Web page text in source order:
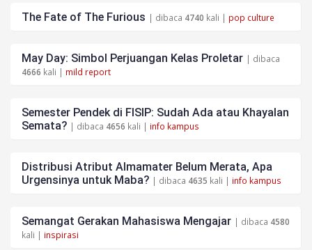
The Fate of The Furious | dibaca 4740 kali | pop culture
May Day: Simbol Perjuangan Kelas Proletar | dibaca
4666 kali | mild report
Semester Pendek di FISIP: Sudah Ada atau Khayalan
Semata? | dibaca 4656 kali | info kampus
Distribusi Atribut Almamater Belum Merata, Apa
Urgensinya untuk Maba? | dibaca 4635 kali | info kampus
Semangat Gerakan Mahasiswa Mengajar | dibaca 4580
kali | inspirasi